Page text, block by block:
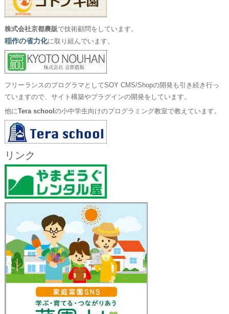
株式会社京都農販で技術顧問をしています。
稲作の省力化に取り組んでいます。
フリーランスのプログラマとしてSOY CMS/Shopの開発も引き続き行っ
ていますので、サイト構築やプラグインの開発をしています。
他にTera school の小中学生向けのプログラミング教室で教えています。
リンク